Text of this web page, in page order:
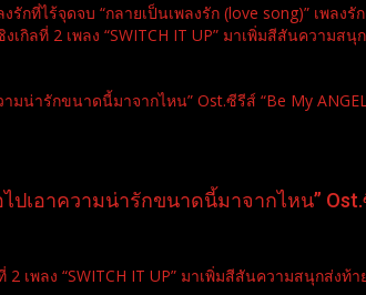
รักที่ไร้จุดจบ “กลายเป็นเพลงรัก (love song)” เพลง
เกิลที่ 2 เพลง “SWITCH IT UP” มาเพิ่มสีสันความสนุ
ามน่ารักขนาดนี้มาจากไหน” Ost.ซีรีส์ “Be My
อไปเอาความน่ารักขนาดนี้มาจากไหน”
2 เพลง “SWITCH IT UP” มาเพิ่มสีสันความสนุกส่งท้า